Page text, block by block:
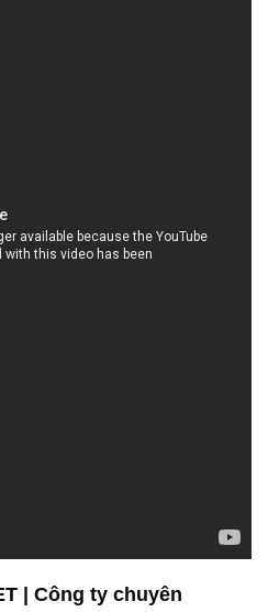
| Công ty chuyên